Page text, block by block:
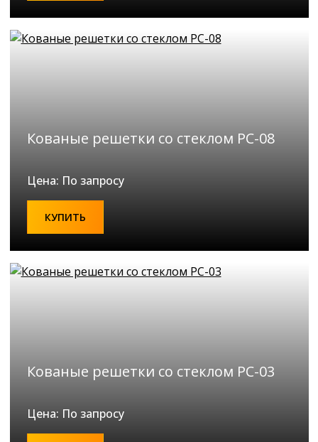
Кованые решетки со стеклом РС-08
Цена: По запросу
КУПИТЬ
Кованые решетки со стеклом РС-03
Цена: По запросу